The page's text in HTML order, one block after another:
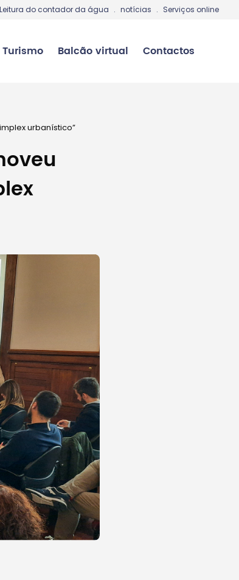
Leitura do contador da água . notícias . Serviços online
Turismo Balcão virtual Contactos
urbanístico”